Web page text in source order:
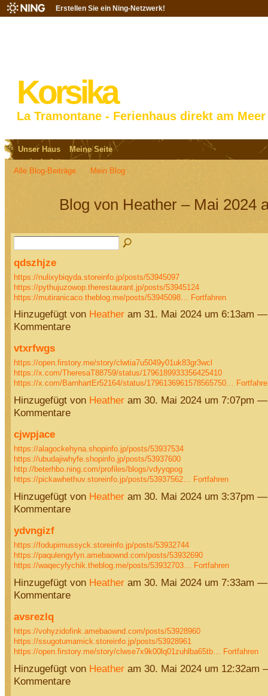
Erstellen Sie ein Ning-Netzwerk!
Korsika
La Tramontane - Ferienhaus direkt am Meer
Unser Haus Meine Seite
Alle Blog-Beiträge Mein Blog
Blog von Heather – Mai 2024
qdszhjze
https://nulixybiqyda.storeinfo.jp/posts/53945097
https://pythujuzowop.therestaurant.jp/posts/53945124
https://mutiranicaco.theblog.me/posts/53945098…
Fortfahren
Hinzugefügt von Heatheram 31. Mai 2024 um 6:13am
Kommentare
vtxrfwgs
https://open.firstory.me/story/clwtia7u5049y01uk83gr3wcl
https://x.com/TheresaT88759/status/1796189933356425410
https://x.com/BarnhartEr52164/status/1796136961578565750…
Hinzugefügt von Heatheram 30. Mai 2024 um 7:07pm
Kommentare
cjwpjace
https://alagockehyna.shopinfo.jp/posts/53937534
https://ubudajiwhyfe.shopinfo.jp/posts/53937600
http://beterhbo.ning.com/profiles/blogs/vdyyqpog
https://pickawhethuv.storeinfo.jp/posts/53937562… Fortfahren
Hinzugefügt von Heatheram 30. Mai 2024 um 3:37pm
Kommentare
ydvngizf
https://fodupimussyck.storeinfo.jp/posts/53932744
https://paqulengyfyn.amebaownd.com/posts/53932690
https://waqecyfychik.theblog.me/posts/53932703… Fortfahren
Hinzugefügt von Heatheram 30. Mai 2024 um 7:33am
Kommentare
avsrezlq
https://vohyzidofink.amebaownd.com/posts/53928960
https://ssugotumamick.storeinfo.jp/posts/53928961
https://open.firstory.me/story/clwse7x9k00lq01zuhlba65tb… Fortfahren
Hinzugefügt von Heatheram 30. Mai 2024 um 12:32am
Kommentare